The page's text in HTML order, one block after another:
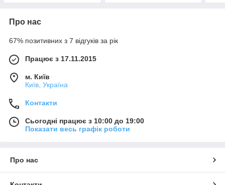
Про нас
67% позитивних з 7 відгуків за рік
Працює з 17.11.2015
м. Київ
Київ, Україна
Контакти
Сьогодні працює з 10:00 до 19:00
Показати весь графік роботи
Про нас